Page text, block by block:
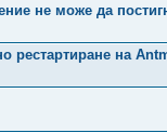
не може да
рестартиране на